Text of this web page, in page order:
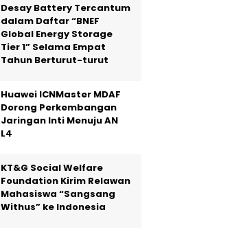
Desay Battery Tercantum
dalam Daftar “BNEF
Global Energy Storage
Tier 1” Selama Empat
Tahun Berturut-turut
Huawei ICNMaster MDAF
Dorong Perkembangan
Jaringan Inti Menuju AN
L4
KT&G Social Welfare
Foundation Kirim Relawan
Mahasiswa “Sangsang
Withus” ke Indonesia